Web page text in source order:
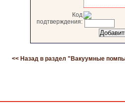
Код
подтверждения:
<< Назад в раздел " Вакуумные